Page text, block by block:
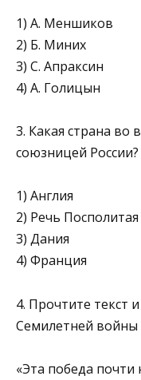
1) А. Меншиков
2) Б. Миних
3) С. Апраксин
4) А. Голицын
3. Какая страна
союзницей России?
1) Англия
2) Речь Посполитая
3) Дания
4) Франция
4. Прочтите текст
Семилетней войны
«Эта победа почти